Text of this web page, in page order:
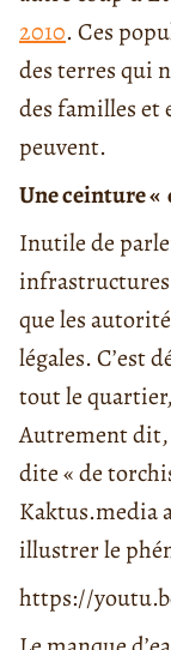
2010. Ces
des terres qui
des familles et
peuvent.
Une ceinture «
Inutile de
infrastructures
que les
légales. C’est
tout le
Autrement dit,
dite « de
Kaktus.media
illustrer le
https://